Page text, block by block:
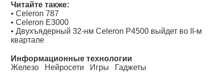
Читайте также:
•Celeron 787
•Celeron Е3000
•Двухъядерный 32-нм Celeron P4500 выйдет во II-м
квартале
Информационные технологии
Железо
Нейросети Игры
Гаджеты